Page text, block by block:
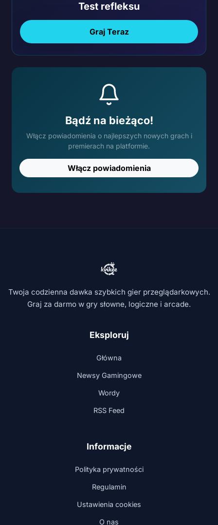
Test refleksu
Graj Teraz
Bądź na bieżąco!
Włącz powiadomienia o najlepszych nowych grach i
premierach na platformie.
Włącz powiadomienia
Twoja codzienna dawka szybkich gier przeglądarkowych.
Graj za darmo w gry słowne, logiczne i arcade.
Eksploruj
Główna
Newsy Gamingowe
Wordy
RSS Feed
Informacje
Polityka prywatności
Regulamin
Ustawienia cookies
O nas